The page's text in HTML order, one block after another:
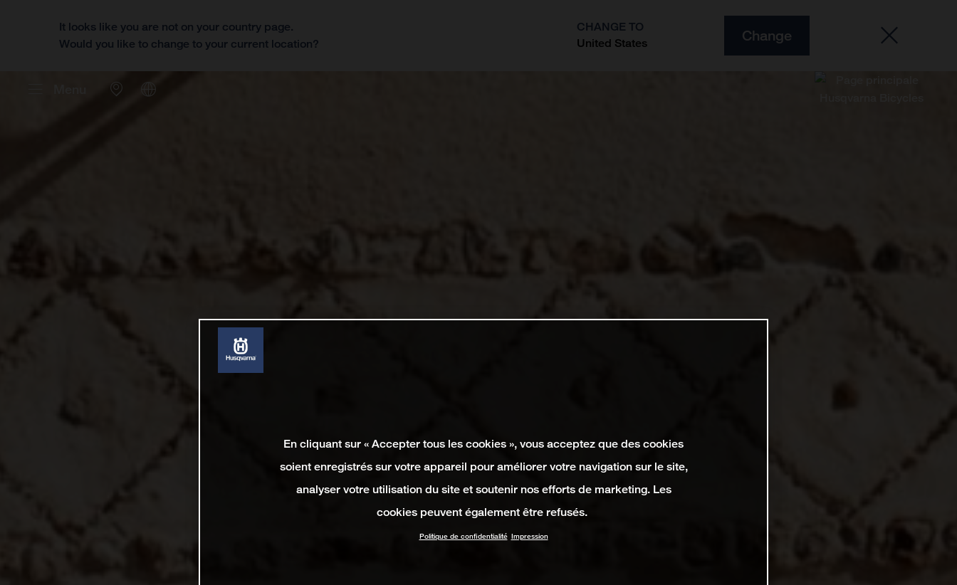
It looks like you are not on your country page.
Would you like to change to your current location?
CHANGE TO
United States
Change
En cliquant sur « Accepter tous les cookies », vous acceptez que des cookies
soient enregistrés sur votre appareil pour améliorer votre navigation sur le site,
analyser votre utilisation du site et soutenir nos efforts de marketing. Les
cookies peuvent également être refusés.
Politique de confidentialité Impression